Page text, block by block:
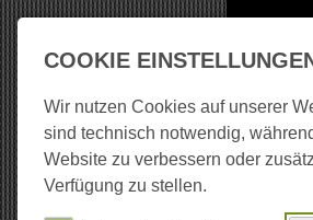
Über
COOKIE
Wir nutzen Cookies auf unserer
sind technisch notwendig,
Website zu verbessern oder
Verfügung zu stellen.